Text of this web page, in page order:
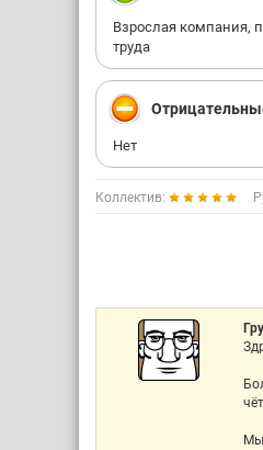
Взрослая компания,
труда
Нет
Коллектив:
Мы